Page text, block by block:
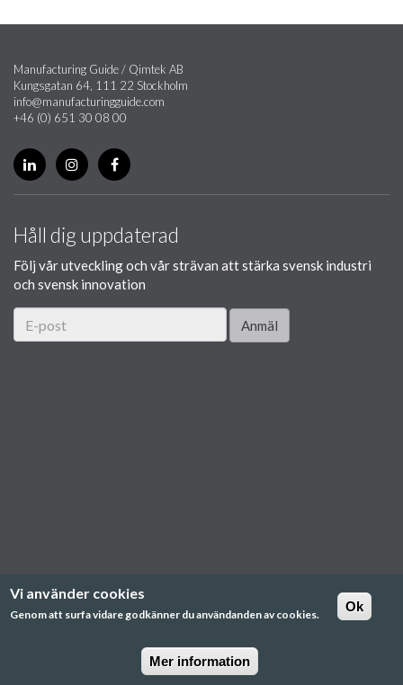
Manufacturing Guide / Qimtek AB
Kungsgatan 64, 111 22 Stockholm
info@manufacturingguide.com
+46 (0) 651 30 08 00
Håll dig uppdaterad
Följ vår utveckling och vår strävan att stärka svensk industri
och svensk innovation
Anmäl
Vi använder cookies
Genom att surfa vidare godkänner du användanden av cookies.
Ok
Mer information